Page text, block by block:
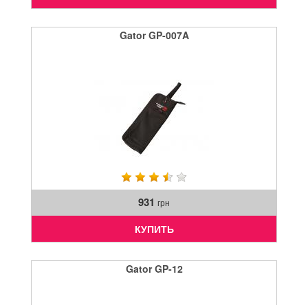
Gator GP-007A
931 грн
КУПИТЬ
Gator GP-12